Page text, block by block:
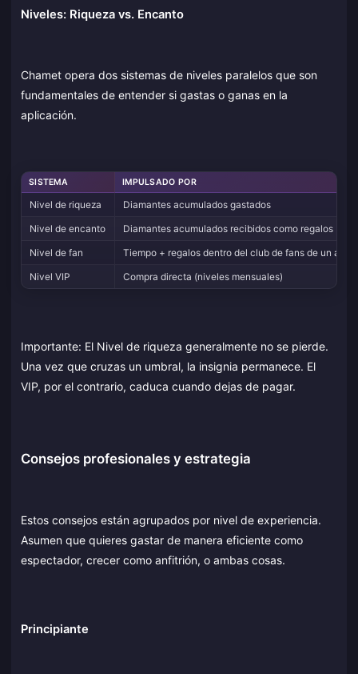
Niveles: Riqueza vs. Encanto
Chamet opera dos sistemas de niveles paralelos que son
fundamentales de entender si gastas o ganas en la
aplicación.
SISTEMA IMPULSADO POR
Nivel de riqueza
Diamantes acumulados gastados
Nivel de encanto
Diamantes acumulados recibidos como regalos
Nivel de fan
Tiempo + regalos dentro del club de fans de un
Nivel VIP
Compra directa (niveles mensuales)
Importante: El Nivel de riqueza generalmente no se pierde.
Una vez que cruzas un umbral, la insignia permanece. El
VIP, por el contrario, caduca cuando dejas de pagar.
Consejos profesionales y estrategia
Estos consejos están agrupados por nivel de experiencia.
Asumen que quieres gastar de manera eficiente como
espectador, crecer como anfitrión, o ambas cosas.
Principiante